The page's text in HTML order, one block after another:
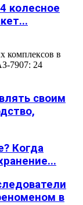
колесное
комплексов в
7907: 24
своим
Когда
в